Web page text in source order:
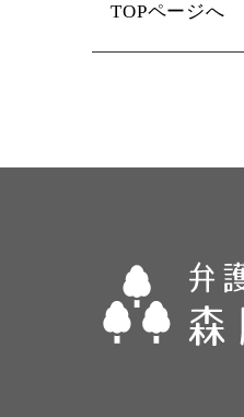
TOPページへ